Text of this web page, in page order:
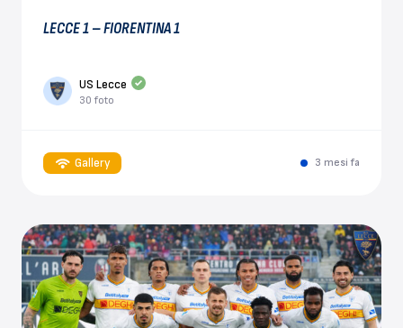
LECCE 1 – FIORENTINA 1
US Lecce
30 foto
Gallery 3 mesi fa